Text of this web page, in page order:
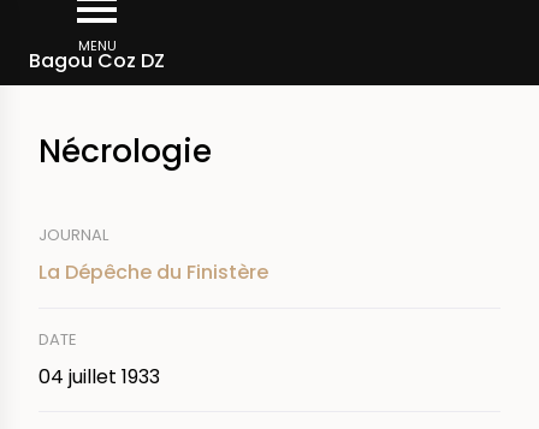
contenu
MENU
Bagou Coz DZ
d'Ariane
Rechercher dans la presse
Nécrologie
JOURNAL
La Dépêche du Finistère
DATE
04 juillet 1933